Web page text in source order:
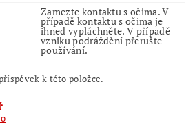
Zamezte kontaktu s očima. V
případě kontaktu s očima je
ihned vypláchněte. V případě
vzniku podráždění přerušte
používání.
k této položce.